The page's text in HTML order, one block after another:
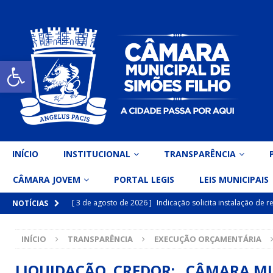
Open toolbar
INÍCIO INSTITUCIONAL TRANSPARÊNCIA
CÂMARA JOVEM PORTAL LEGIS LEIS MUNICIPAIS
NOTÍCIAS [ 3 de agosto de 2026 ] Indicação solicita instalação de
inclusiva
DESTAQUE
[ 15 de julho de 2026 ] Vereador Belo Gazineu
INÍCIO TRANSPARÊNCIA EXECUÇÃO ORÇAMENTÁRIA